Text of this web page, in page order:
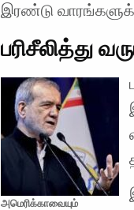
இரண்டு
பரிசீலித்து
அமெரிக்காவையும்